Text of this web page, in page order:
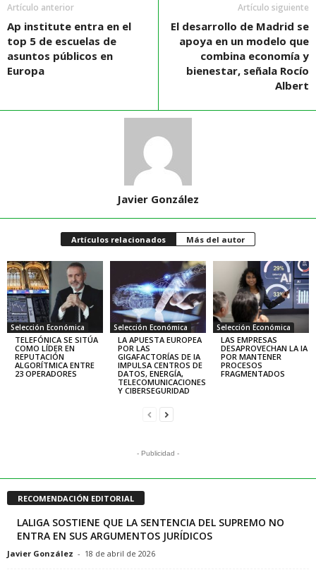
Artículo anterior
Ap institute entra en el
top 5 de escuelas de
asuntos públicos en
Europa
Artículo siguiente
El desarrollo de Madrid se
apoya en un modelo que
combina economía y
bienestar, señala Rocío
Albert
Javier González
Artículos relacionados Más del autor
Selección Económica
TELEFÓNICA SE SITÚA
COMO LÍDER EN
REPUTACIÓN
ALGORÍTMICA ENTRE
23 OPERADORES
Selección Económica
LA APUESTA EUROPEA
POR LAS
GIGAFACTORÍAS DE IA
IMPULSA CENTROS DE
DATOS, ENERGÍA,
TELECOMUNICACIONES
Y CIBERSEGURIDAD
Selección Económica
LAS EMPRESAS
DESAPROVECHAN LA IA
POR MANTENER
PROCESOS
FRAGMENTADOS
- Publicidad -
RECOMENDACIÓN EDITORIAL
LALIGA SOSTIENE QUE LA SENTENCIA DEL SUPREMO NO
ENTRA EN SUS ARGUMENTOS JURÍDICOS
Javier González - 18 de abril de 2026